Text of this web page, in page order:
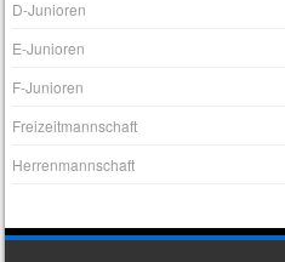
D-Junioren
E-Junioren
F-Junioren
Freizeitmannschaft
Herrenmannschaft